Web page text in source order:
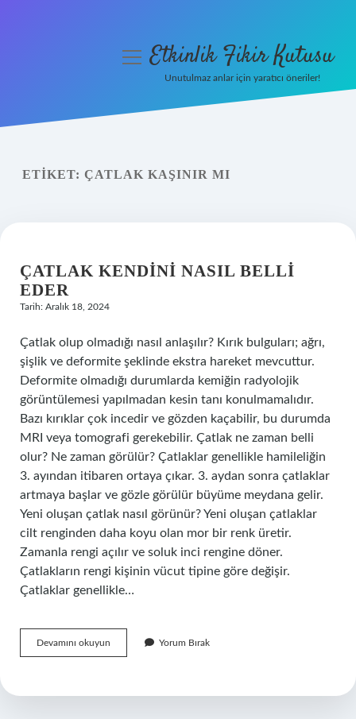
Yasal Uyarı
menüyüEtkinlik Fikir Kutusu
Unutulmaz anlar için yaratıcı öneriler!
ETIKET: ÇATLAK KAŞINIR MI
ÇATLAK KENDINI NASIL BELLI
EDER
Tarih: Aralık 18, 2024
Çatlak olup olmadığı nasıl anlaşılır? Kırık bulguları; ağrı,
şişlik ve deformite şeklinde ekstra hareket mevcuttur.
Deformite olmadığı durumlarda kemiğin radyolojik
görüntülemesi yapılmadan kesin tanı konulmamalıdır.
Bazı kırıklar çok incedir ve gözden kaçabilir, bu durumda
MRI veya tomografi gerekebilir. Çatlak ne zaman belli
olur? Ne zaman görülür? Çatlaklar genellikle hamileliğin
3. ayından itibaren ortaya çıkar. 3. aydan sonra çatlaklar
artmaya başlar ve gözle görülür büyüme meydana gelir.
Yeni oluşan çatlak nasıl görünür? Yeni oluşan çatlaklar
cilt renginden daha koyu olan mor bir renk üretir.
Zamanla rengi açılır ve soluk inci rengine döner.
Çatlakların rengi kişinin vücut tipine göre değişir.
Çatlaklar genellikle…
Devamını okuyun
Kendini
Eder
Yorum Bırak